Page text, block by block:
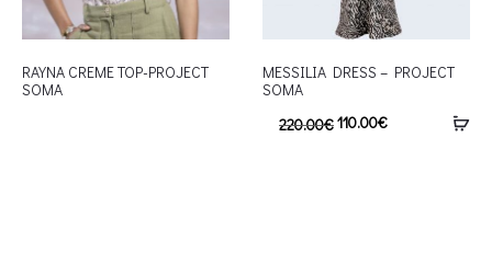
RAYNA CREME TOP-PROJECT
SOMA
MESSILIA DRESS – PROJECT
SOMA
220.00€110.00€